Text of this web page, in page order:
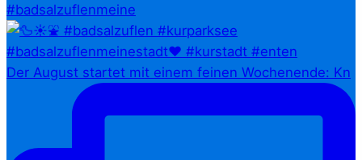
#badsalzuflenmeine
Der August startet mit einem feinen Wochenende: Kn